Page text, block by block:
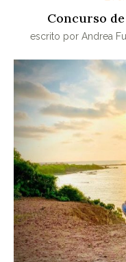
Concurso
escrito por Andrea